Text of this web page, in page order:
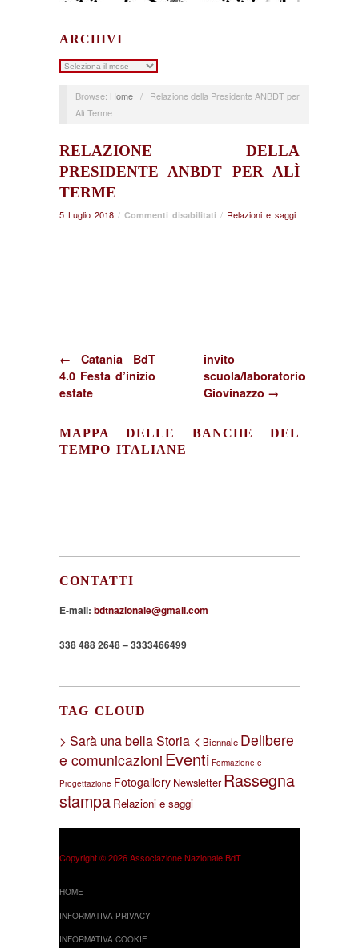
ARCHIVI
Archivi
Browse: Home /
Relazione della Presidente ANBDT per
Alì Terme
RELAZIONE DELLA
PRESIDENTE ANBDT PER ALÌ
TERME
5 Luglio 2018 / Commenti disabilitati su/ Relazioni e saggi
← Catania BdT
4.0 Festa d’inizio
estate
invito
scuola/laboratorio
Giovinazzo →
MAPPA DELLE BANCHE DEL
TEMPO ITALIANE
CONTATTI
E-mail: bdtnazionale@gmail.com
338 488 2648 – 3333466499
TAG CLOUD
> Sarà una bella Storia < Biennale Delibere
e comunicazioni Eventi Formazione e
Progettazione Fotogallery Newsletter Rassegna
stampa Relazioni e saggi
Copyright © 2026 Associazione Nazionale BdT
HOME
INFORMATIVA PRIVACY
INFORMATIVA COOKIE